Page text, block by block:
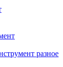
разное